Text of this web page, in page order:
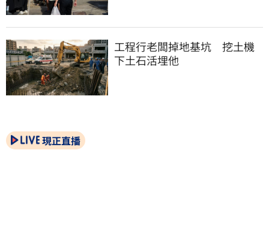
工程行老闆掉地基坑　挖土機
下土石活埋他
現正直播